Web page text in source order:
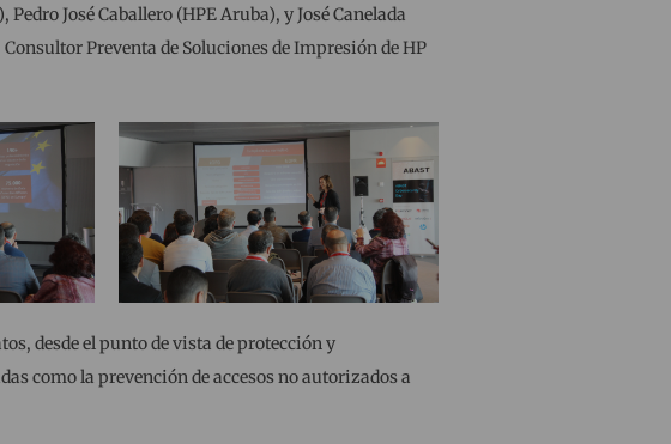
José Caballero (HPE Aruba), y José Canelada
Preventa de Soluciones de Impresión de HP
desde el punto de vista de protección y
como la prevención de accesos no autorizados a